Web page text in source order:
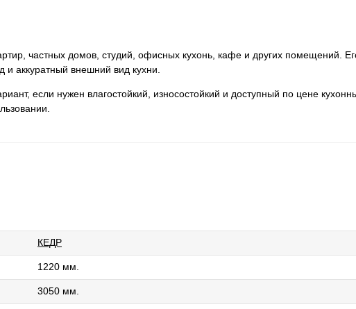
частных домов, студий, офисных кухонь, кафе и других помещений.
и аккуратный внешний вид кухни.
если нужен влагостойкий, износостойкий и доступный по цене
КЕДР
1220 мм.
3050 мм.